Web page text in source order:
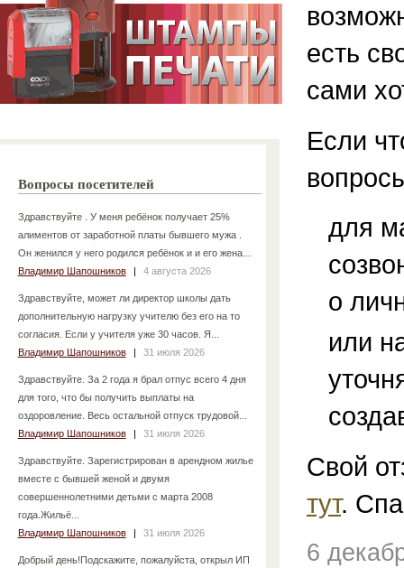
Вопросы посетителей
Здравствуйте . У меня ребёнок получает 25%
алиментов от заработной платы бывшего мужа .
Он женился у него родился ребёнок и и его жена...
Владимир Шапошников
| 4 августа 2026
Здравствуйте, может ли директор школы дать
дополнительную нагрузку учителю без его на то
согласия. Если у учителя уже 30 часов. Я...
Владимир Шапошников
| 31 июля 2026
Здравствуйте. За 2 года я брал отпус всего 4 дня
для того, что бы получить выплаты на
оздоровление. Весь остальной отпуск трудовой...
Владимир Шапошников
| 31 июля 2026
Здравствуйте. Зарегистрирован в арендном жилье
вместе с бывшей женой и двумя
совершеннолетними детьми с марта 2008
года.Жильё...
Владимир Шапошников
| 31 июля 2026
Добрый день!Подскажите, пожалуйста, открыл ИП
есть
сами
Если
для
о
или
Свой
тут.
6